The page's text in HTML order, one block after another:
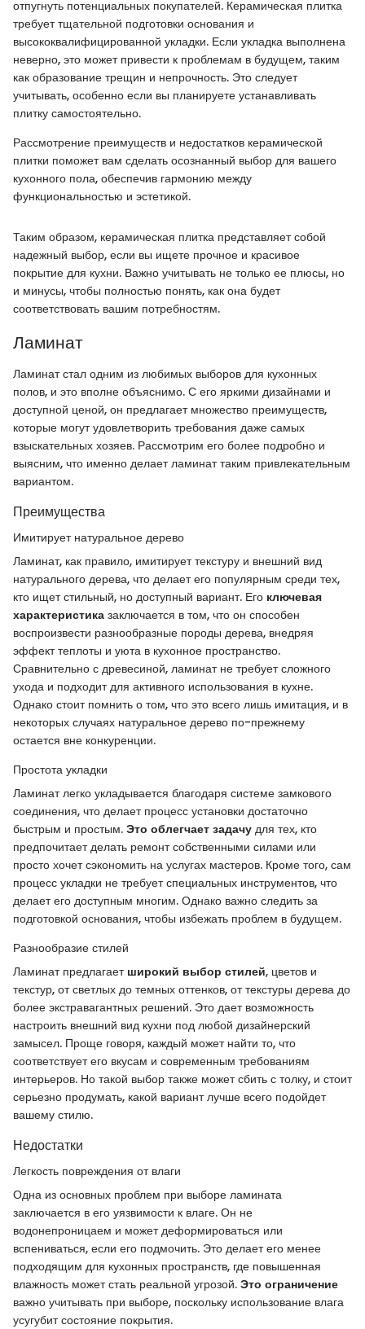
отпугнуть потенциальных покупателей. Керамическая плитка
требует тщательной подготовки основания и
высококвалифицированной укладки. Если укладка выполнена
неверно, это может привести к проблемам в будущем, таким
как образование трещин и непрочность. Это следует
учитывать, особенно если вы планируете устанавливать
плитку самостоятельно.
Рассмотрение преимуществ и недостатков керамической
плитки поможет вам сделать осознанный выбор для вашего
кухонного пола, обеспечив гармонию между
функциональностью и эстетикой.
Таким образом, керамическая плитка представляет собой
надежный выбор, если вы ищете прочное и красивое
покрытие для кухни. Важно учитывать не только ее плюсы, но
и минусы, чтобы полностью понять, как она будет
соответствовать вашим потребностям.
Ламинат
Ламинат стал одним из любимых выборов для кухонных
полов, и это вполне объяснимо. С его яркими дизайнами и
доступной ценой, он предлагает множество преимуществ,
которые могут удовлетворить требования даже самых
взыскательных хозяев. Рассмотрим его более подробно и
выясним, что именно делает ламинат таким привлекательным
вариантом.
Преимущества
Имитирует натуральное дерево
Ламинат, как правило, имитирует текстуру и внешний вид
натурального дерева, что делает его популярным среди тех,
кто ищет стильный, но доступный вариант. Его ключевая
характеристика заключается в том, что он способен
воспроизвести разнообразные породы дерева, внедряя
эффект теплоты и уюта в кухонное пространство.
Сравнительно с древесиной, ламинат не требует сложного
ухода и подходит для активного использования в кухне.
Однако стоит помнить о том, что это всего лишь имитация, и в
некоторых случаях натуральное дерево по-прежнему
остается вне конкуренции.
Простота укладки
Ламинат легко укладывается благодаря системе замкового
соединения, что делает процесс установки достаточно
быстрым и простым. Это облегчает задачу для тех, кто
предпочитает делать ремонт собственными силами или
просто хочет сэкономить на услугах мастеров. Кроме того, сам
процесс укладки не требует специальных инструментов, что
делает его доступным многим. Однако важно следить за
подготовкой основания, чтобы избежать проблем в будущем.
Разнообразие стилей
Ламинат предлагает широкий выбор стилей, цветов и
текстур, от светлых до темных оттенков, от текстуры дерева до
более экстравагантных решений. Это дает возможность
настроить внешний вид кухни под любой дизайнерский
замысел. Проще говоря, каждый может найти то, что
соответствует его вкусам и современным требованиям
интерьеров. Но такой выбор также может сбить с толку, и стоит
серьезно продумать, какой вариант лучше всего подойдет
вашему стилю.
Недостатки
Легкость повреждения от влаги
Одна из основных проблем при выборе ламината
заключается в его уязвимости к влаге. Он не
водонепроницаем и может деформироваться или
вспениваться, если его подмочить. Это делает его менее
подходящим для кухонных пространств, где повышенная
влажность может стать реальной угрозой. Это ограничение
важно учитывать при выборе, поскольку использование влага
усугубит состояние покрытия.